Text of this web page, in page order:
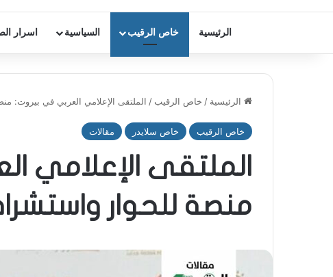
الرئيسية خاص الرقيب السياسية اسرار
الرئيسية / خاص الرقيب / الملتقى الإعلامي العربي في بيروت:
خاص الرقيب خاص سلايدر مقالات
الملتقى الإعلامي
منصة للحوار